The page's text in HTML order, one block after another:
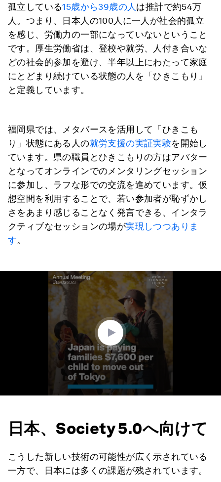
孤立している15歳から39歳の人は推計で約54万
人。つまり、日本人の100人に一人が社会的孤立
を感じ、労働力の一部になっていないということ
です。厚生労働省は、登校や就労、人付き合いな
どの社会的参加を避け、半年以上にわたって家庭
にとどまり続けている状態の人を「ひきこもり」
と定義しています。
福岡県では、メタバースを活用して「ひきこも
り」状態にある人の就労支援の実証実験を開始し
ています。県の職員とひきこもりの方はアバター
となってオンラインでのメンタリングセッション
に参加し、ラフな形での交流を進めています。仮
想空間を利用することで、若い参加者が恥ずかし
さをあまり感じることなく発言できる、インタラ
クティブなセッションの場が実現しつつありま
す。
日本、Society 5.0へ向けて
こうした新しい技術の可能性が広く示されている
一方で、日本には多くの課題が残されています。